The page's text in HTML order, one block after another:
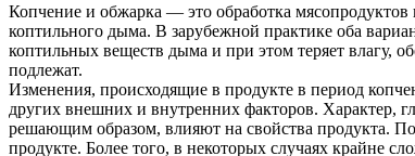
Копчение и обжарка — это обработка
коптильного дыма. В зарубежной практике оба
коптильных веществ дыма и при этом теряет влагу,
подлежат.
Изменения, происходящие в продукте в период
других внешних и внутренних факторов. Характер,
решающим образом, влияют на свойства продукта.
продукте. Более того, в некоторых случаях крайне